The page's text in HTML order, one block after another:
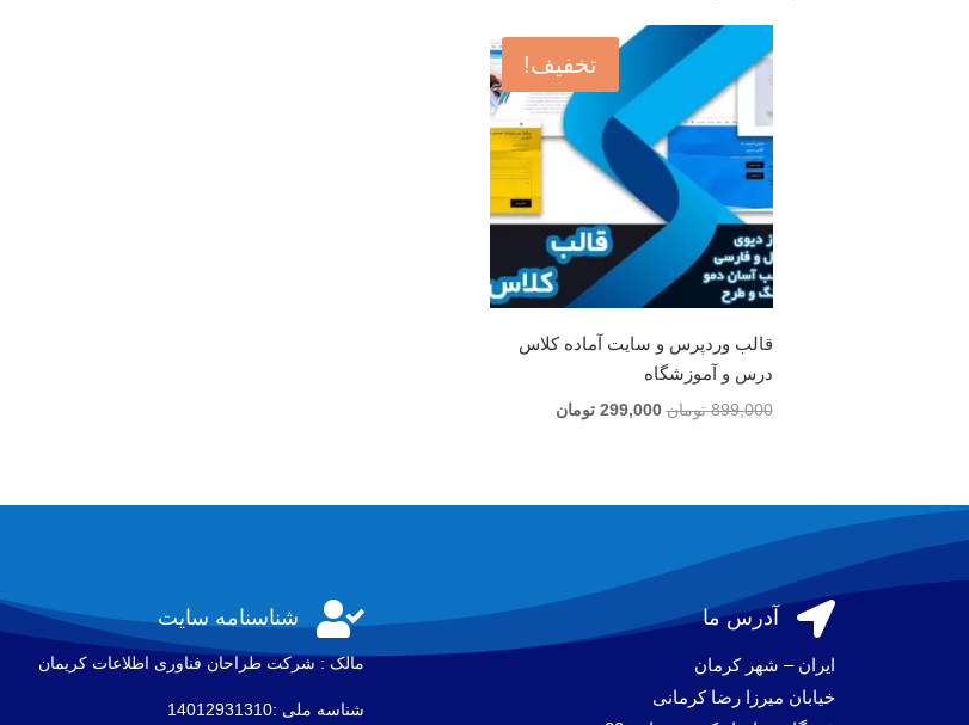
تخفیف!
قالب وردپرس و سایت آماده کلاس
درس و آموزشگاه
899,000 تومان قیمت
299,000 تومان
 شناسنامه سایت
مالک : شرکت طراحان فناوری اطلاعات كريمان
شناسه ملی :14012931310
 آدرس ما
ایران – شهر کرمان
خیابان میرزا رضا کرمانی